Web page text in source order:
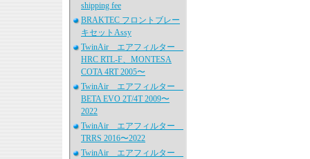
shipping fee
BRAKTEC フロントブレー
キセットAssy
TwinAir エアフィルター
HRC RTL-F、MONTESA
COTA 4RT 2005〜
TwinAir エアフィルター
BETA EVO 2T/4T 2009〜
2022
TwinAir エアフィルター
TRRS 2016〜2022
TwinAir エアフィルター